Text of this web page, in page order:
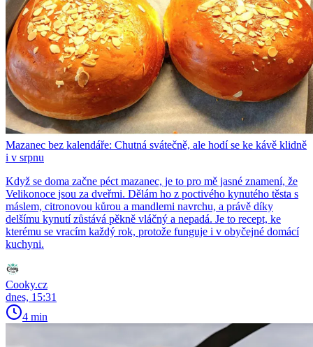
Mazanec bez kalendáře: Chutná svátečně, ale hodí se ke kávě klidně
i v srpnu
Když se doma začne péct mazanec, je to pro mě jasné znamení, že
Velikonoce jsou za dveřmi. Dělám ho z poctivého kynutého těsta s
máslem, citronovou kůrou a mandlemi navrchu, a právě díky
delšímu kynutí zůstává pěkně vláčný a nepadá. Je to recept, ke
kterému se vracím každý rok, protože funguje i v obyčejné domácí
kuchyni.
Cooky.cz
dnes, 15:31
4 min